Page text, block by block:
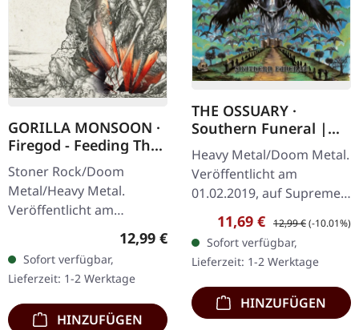
GORILLA MONSOON ·
Firegod - Feeding The
Beast | CD
Stoner Rock/Doom
Metal/Heavy Metal.
Veröffentlicht am
11.05.2018, auf Supreme
Chaos Records. CD im
Jewelcase mit 8-seitigem
Booklet. Das dritte
Album…
Regulärer Preis:
12,99 €
Sofort verfügbar,
Lieferzeit: 1-2 Werktage
HINZUFÜGEN
THE OSSUARY ·
Southern Funeral |
DIGIPAK CD
Heavy Metal/Doom Metal.
Veröffentlicht am
01.02.2019, auf Supreme
Chaos Records.
Erstauflage als CD im
DigiPak mit 12-seitigem
Booklet. Geht es dir…
Verkaufspreis:
11,69 € Regulärer Preis:
12,99 €(-10.01%)
Sofort verfügbar,
Lieferzeit: 1-2 Werktage
HINZUFÜGEN